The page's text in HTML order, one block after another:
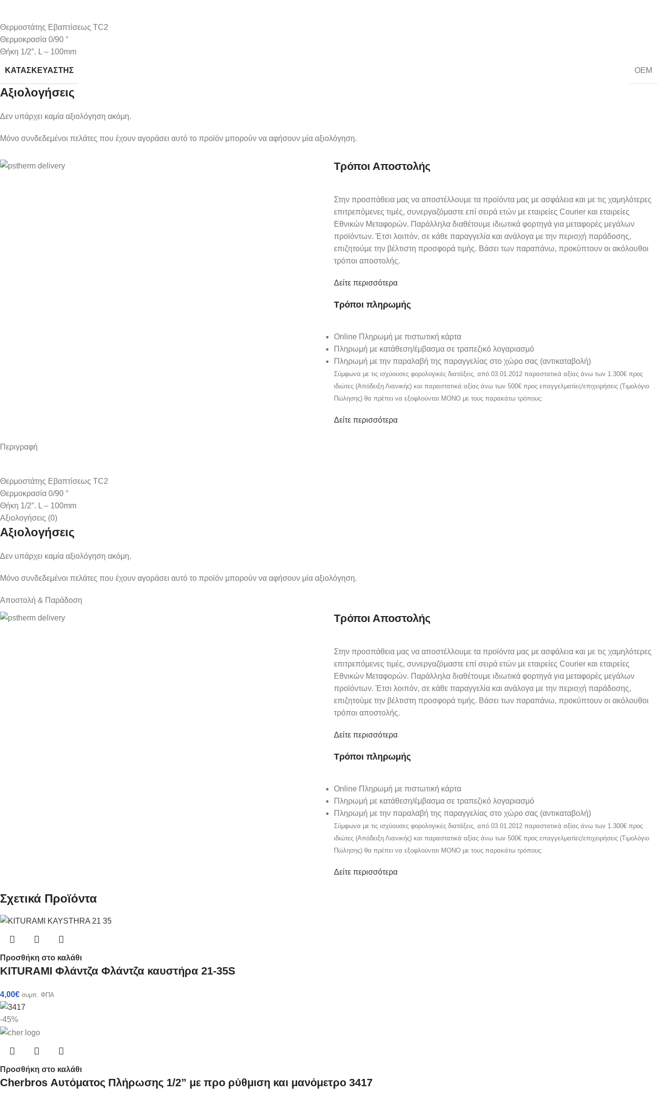
Θερμοστάτης Εβαπτίσεως TC2
Θερμοκρασία 0/90 °
Θήκη 1/2″. L – 100mm
ΚΑΤΑΣΚΕΥΑΣΤΉΣ OEM
Αξιολογήσεις
Δεν υπάρχει καμία αξιολόγηση ακόμη.
Μόνο συνδεδεμένοι πελάτες που έχουν αγοράσει αυτό το προϊόν μπορούν να αφήσουν μία αξιολόγηση.
Τρόποι Αποστολής
Στην προσπάθεια μας να αποστέλλουμε τα προϊόντα μας με ασφάλεια και με τις χαμηλότερες
επιτρεπόμενες τιμές, συνεργαζόμαστε επί σειρά ετών με εταιρείες Courier και εταιρείες
Εθνικών Μεταφορών. Παράλληλα διαθέτουμε ιδιωτικά φορτηγά για μεταφορές μεγάλων
προϊόντων. Έτσι λοιπόν, σε κάθε παραγγελία και ανάλογα με την περιοχή παράδοσης,
επιζητούμε την βέλτιστη προσφορά τιμής. Βάσει των παραπάνω, προκύπτουν οι ακόλουθοι
τρόποι αποστολής.
Δείτε περισσότερα
Τρόποι πληρωμής
Online Πληρωμή με πιστωτική κάρτα
Πληρωμή με κατάθεση/έμβασμα σε τραπεζικό λογαριασμό
Πληρωμή με την παραλαβή της παραγγελίας στο χώρο σας (αντικαταβολή)
Σύμφωνα με τις ισχύουσες φορολογικές διατάξεις, από 03.01.2012 παραστατικά αξίας άνω των 1.300€ προς
ιδιώτες (Απόδειξη Λιανικής) και παραστατικά αξίας άνω των 500€ προς επαγγελματίες/επιχειρήσεις (Τιμολόγιο
Πώλησης) θα πρέπει να εξοφλούνται ΜΟΝΟ με τους παρακάτω τρόπους:
Δείτε περισσότερα
Περιγραφή
Θερμοστάτης Εβαπτίσεως TC2
Θερμοκρασία 0/90 °
Θήκη 1/2″. L – 100mm
Αξιολογήσεις (0)
Αξιολογήσεις
Δεν υπάρχει καμία αξιολόγηση ακόμη.
Μόνο συνδεδεμένοι πελάτες που έχουν αγοράσει αυτό το προϊόν μπορούν να αφήσουν μία αξιολόγηση.
Αποστολή & Παράδοση
Τρόποι Αποστολής
Στην προσπάθεια μας να αποστέλλουμε τα προϊόντα μας με ασφάλεια και με τις χαμηλότερες
επιτρεπόμενες τιμές, συνεργαζόμαστε επί σειρά ετών με εταιρείες Courier και εταιρείες
Εθνικών Μεταφορών. Παράλληλα διαθέτουμε ιδιωτικά φορτηγά για μεταφορές μεγάλων
προϊόντων. Έτσι λοιπόν, σε κάθε παραγγελία και ανάλογα με την περιοχή παράδοσης,
επιζητούμε την βέλτιστη προσφορά τιμής. Βάσει των παραπάνω, προκύπτουν οι ακόλουθοι
τρόποι αποστολής.
Δείτε περισσότερα
Τρόποι πληρωμής
Online Πληρωμή με πιστωτική κάρτα
Πληρωμή με κατάθεση/έμβασμα σε τραπεζικό λογαριασμό
Πληρωμή με την παραλαβή της παραγγελίας στο χώρο σας (αντικαταβολή)
Σύμφωνα με τις ισχύουσες φορολογικές διατάξεις, από 03.01.2012 παραστατικά αξίας άνω των 1.300€ προς
ιδιώτες (Απόδειξη Λιανικής) και παραστατικά αξίας άνω των 500€ προς επαγγελματίες/επιχειρήσεις (Τιμολόγιο
Πώλησης) θα πρέπει να εξοφλούνται ΜΟΝΟ με τους παρακάτω τρόπους:
Δείτε περισσότερα
Σχετικά Προϊόντα
Προσθήκη στο καλάθι
KITURAMI Φλάντζα Φλάντζα καυστήρα 21-35S
4,00€ συμπ. ΦΠΑ
-45%
Προσθήκη στο καλάθι
Cherbros Αυτόματος Πλήρωσης 1/2” με προ ρύθμιση και μανόμετρο 3417